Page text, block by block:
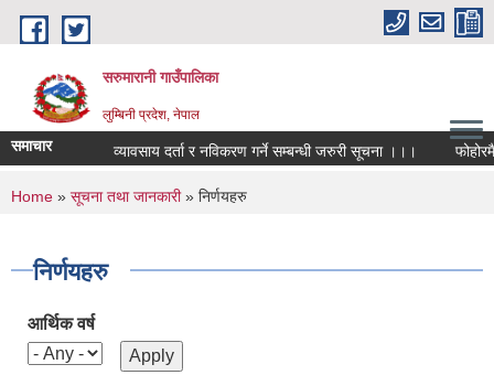
Skip to main content
सरुमारानी गाउँपालिका
लुम्बिनी प्रदेश, नेपाल
समाचार व्यावसाय दर्ता र नविकरण गर्ने सम्बन्धी जरुरी सूचना ।।।
You are here
Home » सूचना तथा जानकारी» निर्णयहरु
निर्णयहरु
आर्थिक वर्ष